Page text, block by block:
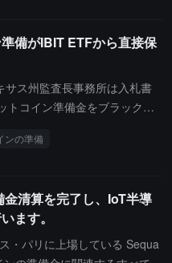
健で政治的実行可能性が高い
の連邦によるビットコイン増
銀行アプリに組み込んだ国営
督を受けるSoFi Bank, N.
）は1:1で米ドルにペッ
ク上で使用可能で、準備金
金と24/7の国際送金機能が導
で選択する必要はありませ
1四半期の暗号取引収入は1.2
部門の純収入は約85.2万ドル
保険の対象ではなく、法定通
備がIBIT ETFから直接保
ス州監査長事務所は入札書
トコイン準備金をブラックロ
実行後60日以内にIBITの保有
する必要があります。さら
金諮問委員会が正式に設立さ
略に関する助言を提供するこ
ンの準備
清算を完了し、IoT半導
ます。
・パリに上場している Sequa